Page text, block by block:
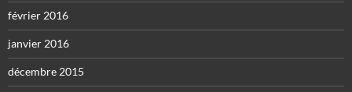
février 2016
janvier 2016
décembre 2015